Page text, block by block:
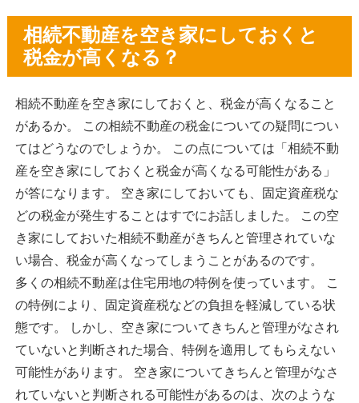
相続不動産を空き家にしておくと
税金が高くなる？
相続不動産を空き家にしておくと、税金が高くなること
があるか。 この相続不動産の税金についての疑問につい
てはどうなのでしょうか。 この点については「相続不動
産を空き家にしておくと税金が高くなる可能性がある」
が答になります。 空き家にしておいても、固定資産税な
どの税金が発生することはすでにお話しました。 この空
き家にしておいた相続不動産がきちんと管理されていな
い場合、税金が高くなってしまうことがあるのです。
多くの相続不動産は住宅用地の特例を使っています。 こ
の特例により、固定資産税などの負担を軽減している状
態です。 しかし、空き家についてきちんと管理がなされ
ていないと判断された場合、特例を適用してもらえない
可能性があります。 空き家についてきちんと管理がなさ
れていないと判断される可能性があるのは、次のような